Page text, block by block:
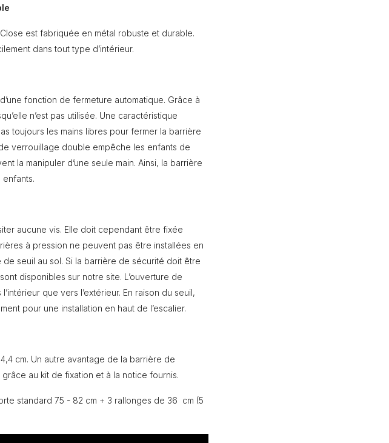
est fabriquée en métal robuste et durable.
dans tout type d’intérieur.
fonction de fermeture automatique. Grâce à
n’est pas utilisée. Une caractéristique
toujours les mains libres pour fermer la barrière
verrouillage double empêche les enfants de
la manipuler d’une seule main. Ainsi, la barrière
aucune vis. Elle doit cependant être fixée
à pression ne peuvent pas être installées en
seuil au sol. Si la barrière de sécurité doit être
disponibles sur notre site. L’ouverture de
que vers l’extérieur. En raison du seuil,
pour une installation en haut de l’escalier.
cm. Un autre avantage de la barrière de
au kit de fixation et à la notice fournis.
standard 75 - 82 cm + 3 rallonges de 36 cm (5